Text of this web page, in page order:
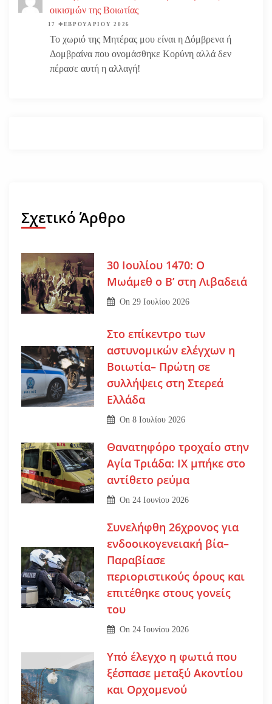
οικισμών της Βοιωτίας
17 ΦΕΒΡΟΥΑΡΊΟΥ 2026
Το χωριό της Μητέρας μου είναι η Δόμβρενα ή
Δομβραίνα που ονομάσθηκε Κορύνη αλλά δεν
πέρασε αυτή η αλλαγή!
Σχετικό Άρθρο
30 Ιουλίου 1470: Ο
Μωάμεθ ο Β’ στη Λιβαδειά
On29 Ιουλίου 2026
Στο επίκεντρο των
αστυνομικών ελέγχων η
Βοιωτία– Πρώτη σε
συλλήψεις στη Στερεά
Ελλάδα
On8 Ιουλίου 2026
Θανατηφόρο τροχαίο στην
Αγία Τριάδα: ΙΧ μπήκε στο
αντίθετο ρεύμα
On 24 Ιουνίου 2026
Συνελήφθη 26χρονος για
ενδοοικογενειακή βία–
Παραβίασε
περιοριστικούς όρους και
επιτέθηκε στους γονείς
του
On 24 Ιουνίου 2026
Υπό έλεγχο η φωτιά που
ξέσπασε μεταξύ Ακοντίου
και Ορχομενού